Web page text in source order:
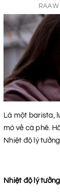
RAAW
Là một barista,
mò về cà phê.
Nhiệt độ lý
Nhiệt độ lý